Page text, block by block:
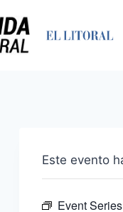
Este evento
Event